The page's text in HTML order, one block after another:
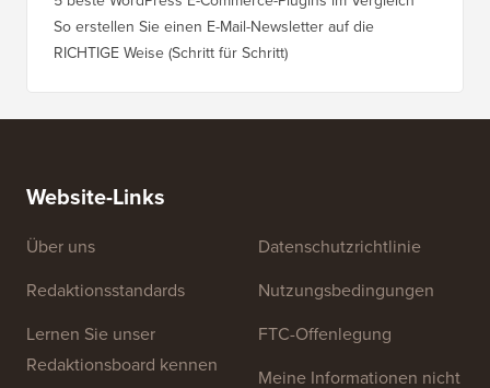
Welches ist das beste WordPress-Popup-Plugin?
(Vergleich)
5 beste WordPress E-Commerce-Plugins im Vergleich So
Website-Links